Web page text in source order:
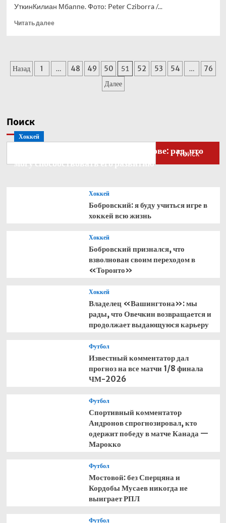
УткинКилиан Мбаппе. Фото: Peter Cziborra /...
Читать далееПрочитать
гола
Мбаппе
Пагинация
Назад 1 … 48 49 50 51 52 53 54 …
76
Далее
Поиск
Поиск
Хоккей
Бобровский — о голкипере Ахтямове: рад, что
могу способствовать его развитию
Хоккей
Бобровский: я буду учиться игре в
хоккей всю жизнь
Хоккей
Бобровский признался, что
взволнован своим переходом в
«Торонто»
Хоккей
Владелец «Вашингтона»: мы
рады, что Овечкин возвращается и
продолжает выдающуюся карьеру
Футбол
Известный комментатор дал
прогноз на все матчи 1/8 финала
ЧМ-2026
Футбол
Спортивный комментатор
Андронов спрогнозировал, кто
одержит победу в матче Канада —
Марокко
Футбол
Мостовой: без Сперцяна и
Кордобы Мусаев никогда не
выиграет РПЛ
Футбол